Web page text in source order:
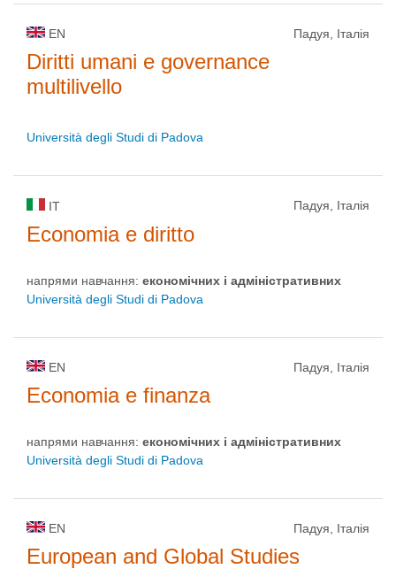
EN Падуя, Італія
Diritti umani e governance
multilivello
Università degli Studi di Padova
IT Падуя, Італія
Economia e diritto
напрями навчання: економічних і адміністративних
Università degli Studi di Padova
EN Падуя, Італія
Economia e finanza
напрями навчання: економічних і адміністративних
Università degli Studi di Padova
EN Падуя, Італія
European and Global Studies